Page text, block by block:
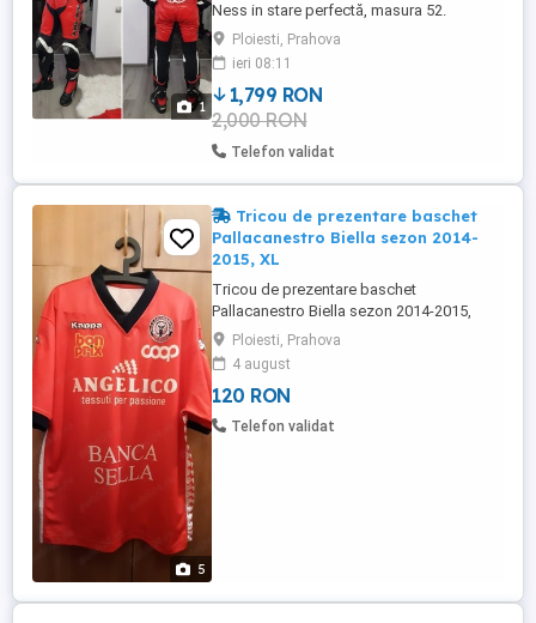
1
Ness in stare perfectă, masura 52.
multiple protectii interioare. piele naturală
rezistentă. ideal 70-78kg pret 1800lei se
poate vedea in Ploiesti.
Ploiesti, Prahova
ieri 08:11
1,799 RON
2,000 RON
Telefon validat
5
Tricou de prezentare baschet
Pallacanestro Biella sezon 2014-
2015, XL
Tricou de prezentare baschet
Pallacanestro Biella sezon 2014-2015,
patch brodat cu emblema clubului, nou
fara etichete. Marime: XL Dimensiuni (cm):
Maneci 30, Umeri 56, Latime 64, Lungime
80 Marca: Kappa Culoare: rosu Material:
poliester
Ploiesti, Prahova
4 august
120 RON
Telefon validat